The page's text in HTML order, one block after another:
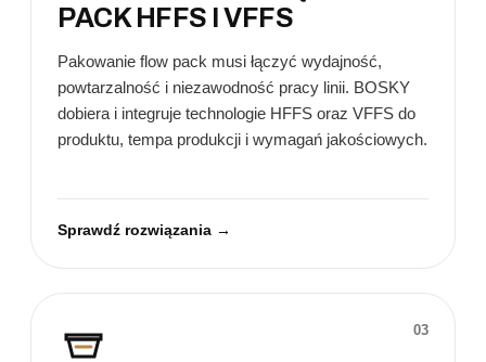
PACK HFFS I VFFS
Pakowanie flow pack musi łączyć wydajność,
powtarzalność i niezawodność pracy linii. BOSKY
dobiera i integruje technologie HFFS oraz VFFS do
produktu, tempa produkcji i wymagań jakościowych.
Sprawdź rozwiązania →
03